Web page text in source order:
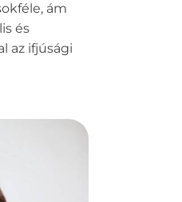
ám
és
az ifjúsági